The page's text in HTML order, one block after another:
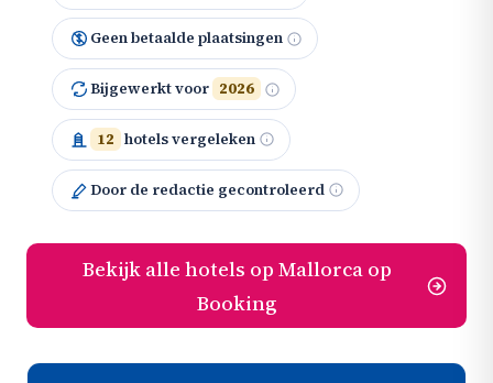
Geen betaalde plaatsingen
Bijgewerkt voor 2026
12 hotels vergeleken
Door de redactie gecontroleerd
Bekijk alle hotels op Mallorca op
Booking